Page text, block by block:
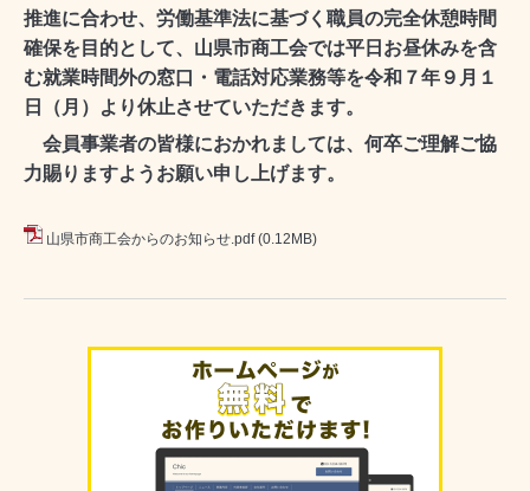
推進に合わせ、労働基準法に基づく職員の完全休憩時間
確保を目的として、山県市商工会では平日お昼休みを含
む就業時間外の窓口・電話対応業務等を令和７年９月１
日（月）より休止させていただきます。
会員事業者の皆様におかれましては、何卒ご理解ご協
力賜りますようお願い申し上げます。
山県市商工会からのお知らせ.pdf (0.12MB)